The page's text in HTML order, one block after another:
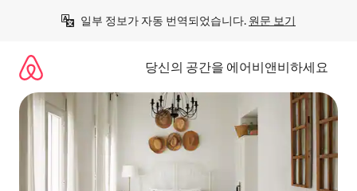
일부 정보가 자동 번역되었습니다. 원문 보기
당신의 공간을 에어비앤비하세요